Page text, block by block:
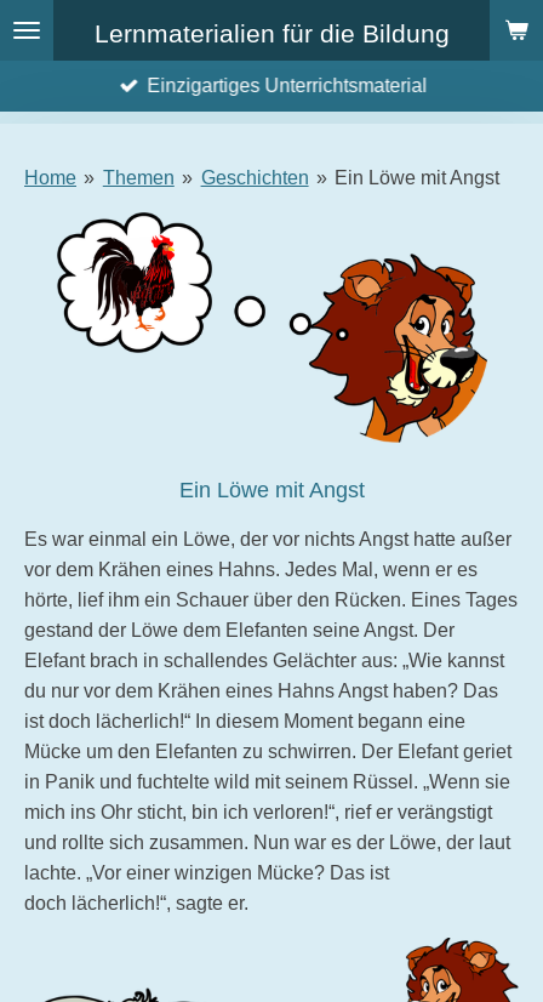
Zum
Hauptinhalt
Lernmaterialien für die Bildung
Einzigartiges Unterrichtsmaterial
Home » Themen » Geschichten » Ein Löwe mit Angst
Ein Löwe mit Angst
Es war einmal ein Löwe, der vor nichts Angst hatte außer
vor dem Krähen eines Hahns. Jedes Mal, wenn er es
hörte, lief ihm ein Schauer über den Rücken. Eines Tages
gestand der Löwe dem Elefanten seine Angst. Der
Elefant brach in schallendes Gelächter aus: „Wie kannst
du nur vor dem Krähen eines Hahns Angst haben? Das
ist doch lächerlich!“ In diesem Moment begann eine
Mücke um den Elefanten zu schwirren. Der Elefant geriet
in Panik und fuchtelte wild mit seinem Rüssel. „Wenn sie
mich ins Ohr sticht, bin ich verloren!“, rief er verängstigt
und rollte sich zusammen. Nun war es der Löwe, der laut
lachte. „Vor einer winzigen Mücke? Das ist
doch lächerlich!“, sagte er.